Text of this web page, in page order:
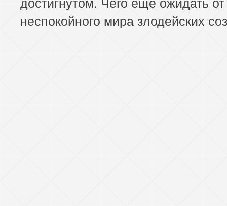
неспокойного мира злодейских